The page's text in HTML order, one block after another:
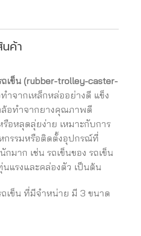
ค้า
เข็น (rubber-trolley-caster-
ำจากเหล็กหล่ออย่างดี แข็ง
อทำจากยางคุณภาพดี
อหลุดลุ่ยง่าย เหมาะกับการ
หกรรมหรือติดตั้งอุปกรณ์ที่
มาก เช่น รถเข็นของ รถเข็น
แรงและคล่องตัว เป็นต้น
เข็น ที่มีจำหน่าย มี 3 ขนาด